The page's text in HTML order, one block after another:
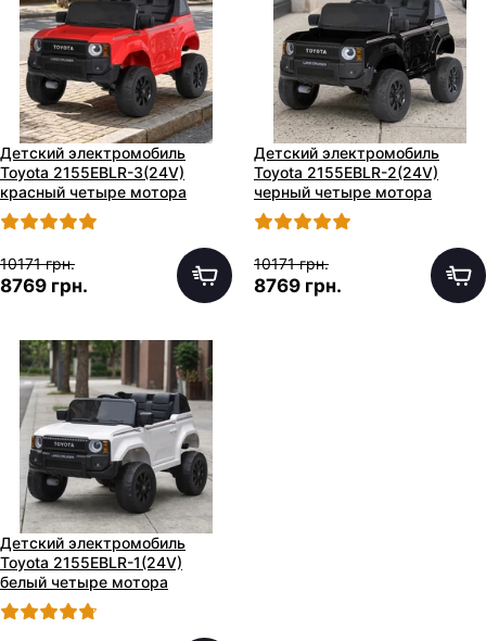
Детский электромобиль
Toyota 2155EBLR-3(24V)
красный четыре мотора
10171 грн.
8769 грн.
Детский электромобиль
Toyota 2155EBLR-2(24V)
черный четыре мотора
10171 грн.
8769 грн.
Детский электромобиль
Toyota 2155EBLR-1(24V)
белый четыре мотора